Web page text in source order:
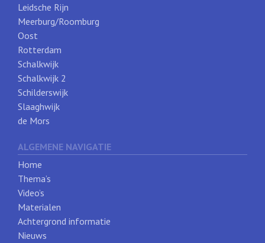
Leidsche Rijn
Meerburg/Roomburg
Oost
Rotterdam
Schalkwijk
Schalkwijk 2
Schilderswijk
Slaaghwijk
de Mors
ALGEMENE NAVIGATIE
Home
Thema’s
Video’s
Materialen
Achtergrond informatie
Nieuws